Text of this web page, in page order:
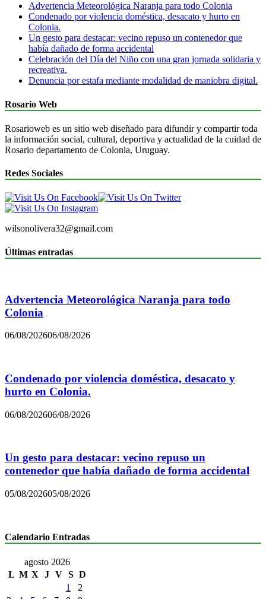
Advertencia Meteorológica Naranja para todo Colonia
Condenado por violencia doméstica, desacato y hurto en
Colonia.
Un gesto para destacar: vecino repuso un contenedor que
había dañado de forma accidental
Celebración del Día del Niño con una gran jornada solidaria y
recreativa.
Denuncia por estafa mediante modalidad de maniobra digital.
Rosario Web
Rosarioweb es un sitio web diseñado para difundir y compartir toda
la información social, cultural, deportiva y actualidad de la cuidad de
Rosario departamento de Colonia, Uruguay.
Redes Sociales
wilsonolivera32@gmail.com
Últimas entradas
Advertencia Meteorológica Naranja para todo
Colonia
06/08/202606/08/2026
Condenado por violencia doméstica, desacato y
hurto en Colonia.
06/08/202606/08/2026
Un gesto para destacar: vecino repuso un
contenedor que había dañado de forma accidental
05/08/202605/08/2026
Calendario Entradas
agosto 2026
L M X J V S D
1
2